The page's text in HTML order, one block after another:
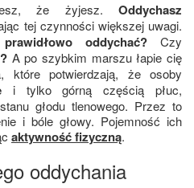
że żyjesz. Oddychasz
tej czynności większej uwagi.
oddychać? Czy
A po szybkim marszu łapie cię
które potwierdzają, że osoby
i tylko górną częścią płuc,
głodu tlenowego. Przez to
i bóle głowy. Pojemność ich
aktywność fizyczną.
oddychania